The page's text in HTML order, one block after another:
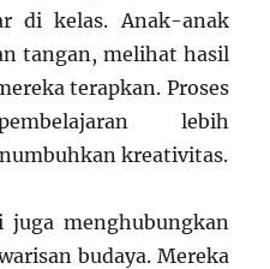
di kelas. Anak-anak
tangan, melihat hasil
terapkan. Proses
lebih
kreativitas.
menghubungkan
budaya. Mereka